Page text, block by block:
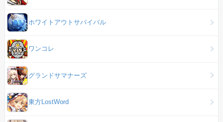
ホワイトアウトサバイバル
ワンコレ
グランドサマナーズ
東方LostWord